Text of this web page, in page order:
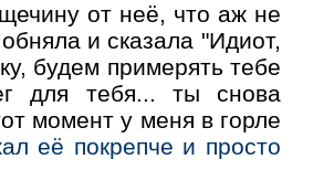
от неё, что аж не
и сказала "Идиот,
будем примерять тебе
для тебя... ты снова
момент у меня в горле
её покрепче и просто